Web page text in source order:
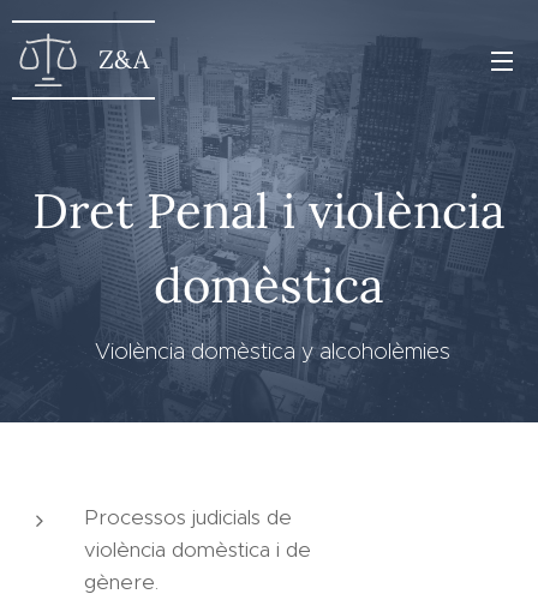
Z&A
Dret Penal i violència
domèstica
Violència domèstica y alcoholèmies
Processos judicials de
violència domèstica i de
gènere.